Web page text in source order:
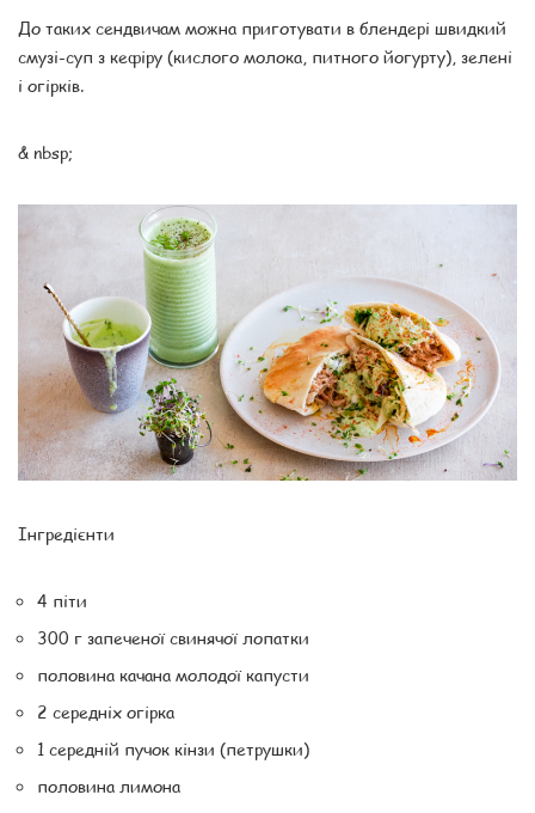
До таких сендвичам можна приготувати в блендері швидкий
смузі-суп з кефіру (кислого молока, питного йогурту), зелені
і огірків.
& nbsp;
Інгредієнти
4 піти
300 г запеченої свинячої лопатки
половина качана молодої капусти
2 середніх огірка
1 середній пучок кінзи (петрушки)
половина лимона